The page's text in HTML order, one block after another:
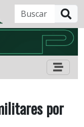
por